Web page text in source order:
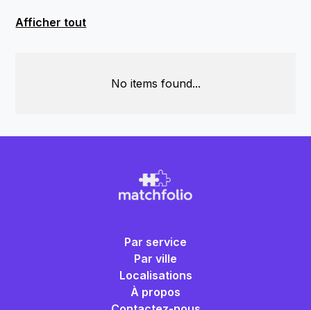
Afficher tout
No items found...
Par service
Par ville
Localisations
À propos